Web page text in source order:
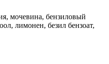
мочевина, бензиловый
лимонен, безил бензоат,